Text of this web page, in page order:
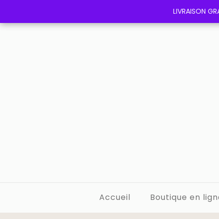
Accueil Boutique en
LIVRAISON
LIVRAISON